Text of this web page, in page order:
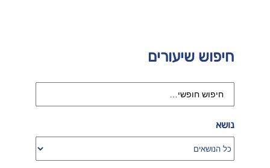
חיפוש שיעורים
נושא